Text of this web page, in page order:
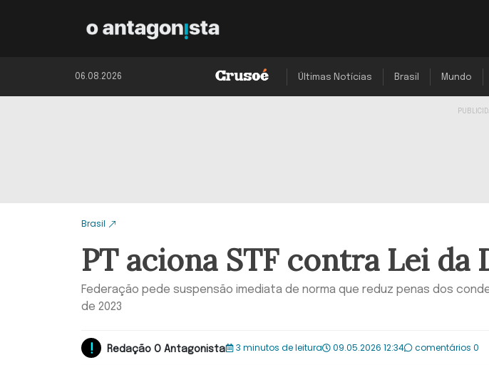
06.08.2026 Últimas Notícias Brasil Mundo
Brasil
PT aciona STF contra Lei da
Federação pede suspensão imediata de norma que reduz penas dos
de 2023
Redação O Antagonista 3 minutos de leitura 09.05.2026 12:34 comentários 0